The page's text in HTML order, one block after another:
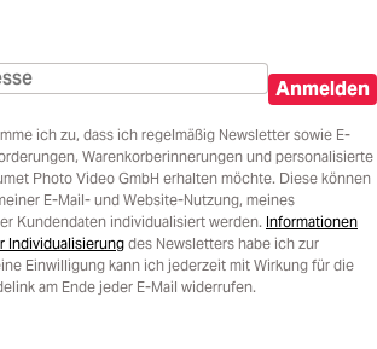
Anmelden
ich zu, dass ich regelmäßig Newsletter sowie E-
Warenkorberinnerungen und personalisierte
Photo Video GmbH erhalten möchte. Diese können
E-Mail- und Website-Nutzung, meines
Kundendaten individualisiert werden. Informationen
Individualisierung des Newsletters habe ich zur
Einwilligung kann ich jederzeit mit Wirkung für die
am Ende jeder E-Mail widerrufen.